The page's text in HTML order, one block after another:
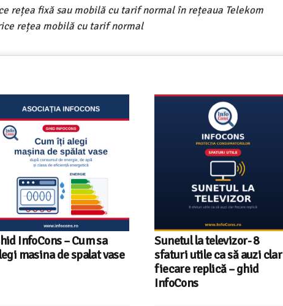
rețea fixă sau mobilă cu tarif normal în rețeaua Telekom
rețea mobilă cu tarif normal
InfoCons – Cum sa
masina de spalat vase
Sunetul la televizor- 8
sfaturi utile ca să auzi clar
fiecare replică – ghid
InfoCons